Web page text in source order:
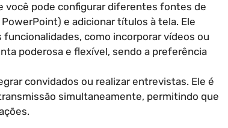
você pode configurar diferentes fontes de
e adicionar títulos à tela. Ele
como incorporar vídeos ou
poderosa e flexível, sendo a preferência
convidados ou realizar entrevistas. Ele é
simultaneamente, permitindo que